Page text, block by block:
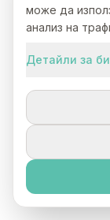
може да
анализ на
Детайли за